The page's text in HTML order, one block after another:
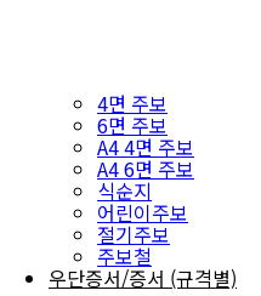
4면 주보
6면 주보
A4 4면 주보
A4 6면 주보
식순지
어린이주보
절기주보
주보철
우단증서/증서 (규격별)